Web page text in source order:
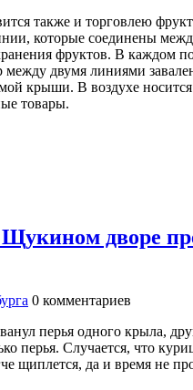
также и торговлею
которые соединены
фруктов. В каждом
двумя линиями
крыши. В воздухе
товары.
дворе
0 комментариев
перья одного крыла,
перья. Случается, что
щиплется, да и время не